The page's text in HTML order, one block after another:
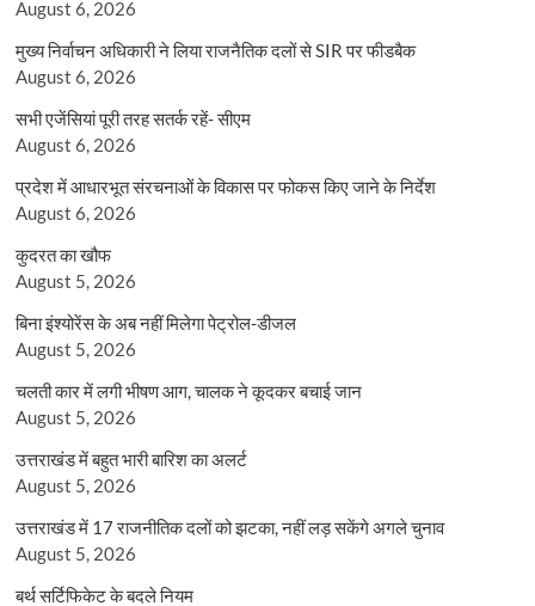
August 6, 2026
मुख्य निर्वाचन अधिकारी ने लिया राजनैतिक दलों से SIR पर फीडबैक
August 6, 2026
सभी एजेंसियां पूरी तरह सतर्क रहें- सीएम
August 6, 2026
प्रदेश में आधारभूत संरचनाओं के विकास पर फोकस किए जाने के निर्देश
August 6, 2026
कुदरत का खौफ
August 5, 2026
बिना इंश्योरेंस के अब नहीं मिलेगा पेट्रोल-डीजल
August 5, 2026
चलती कार में लगी भीषण आग, चालक ने कूदकर बचाई जान
August 5, 2026
उत्तराखंड में बहुत भारी बारिश का अलर्ट
August 5, 2026
उत्तराखंड में 17 राजनीतिक दलों को झटका, नहीं लड़ सकेंगे अगले चुनाव
August 5, 2026
बर्थ सर्टिफिकेट के बदले नियम